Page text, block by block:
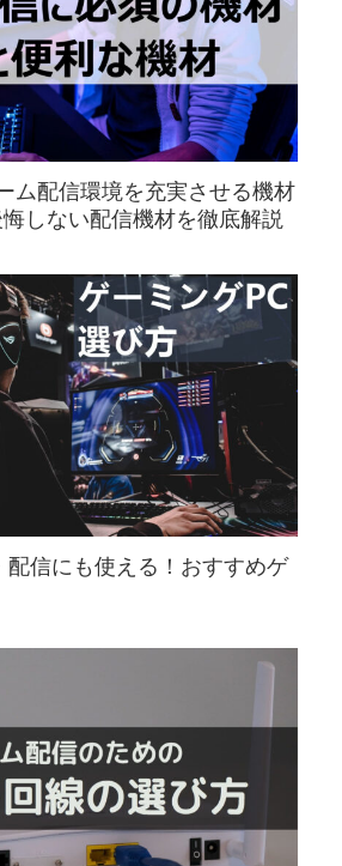
ム配信環境を充実させる機材
しない配信機材を徹底解説
配信にも使える！おすすめゲ